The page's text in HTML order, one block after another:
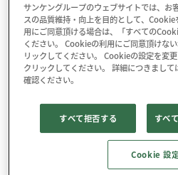
利便性が高まっています。 サ
IGBT、トライアック、温度検
ろえております。
※色のついた部分をクリックする
されます。
サンケングループのウェブサイトでは、お
スの品質維持・向上を目的として、
用にご同意頂ける場合は、「すべての
ください。 Cookieの利用にご同意頂けな
リックしてください。 Cookieの設定を変
クリックしてください。 詳細につきまして
確認ください。
すべて拒否する すべ
Cookie 設